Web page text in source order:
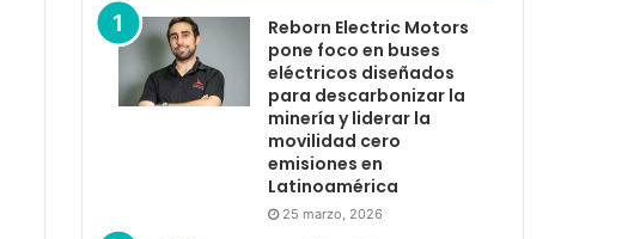
Reborn Electric Motors
pone foco en buses
eléctricos diseñados
para descarbonizar la
minería y liderar la
movilidad cero
emisiones en
Latinoamérica
25 marzo, 2026